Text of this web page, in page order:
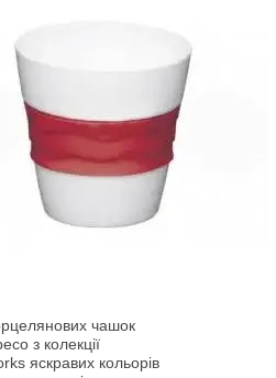
чашок
з колекції
яскравих кольорів